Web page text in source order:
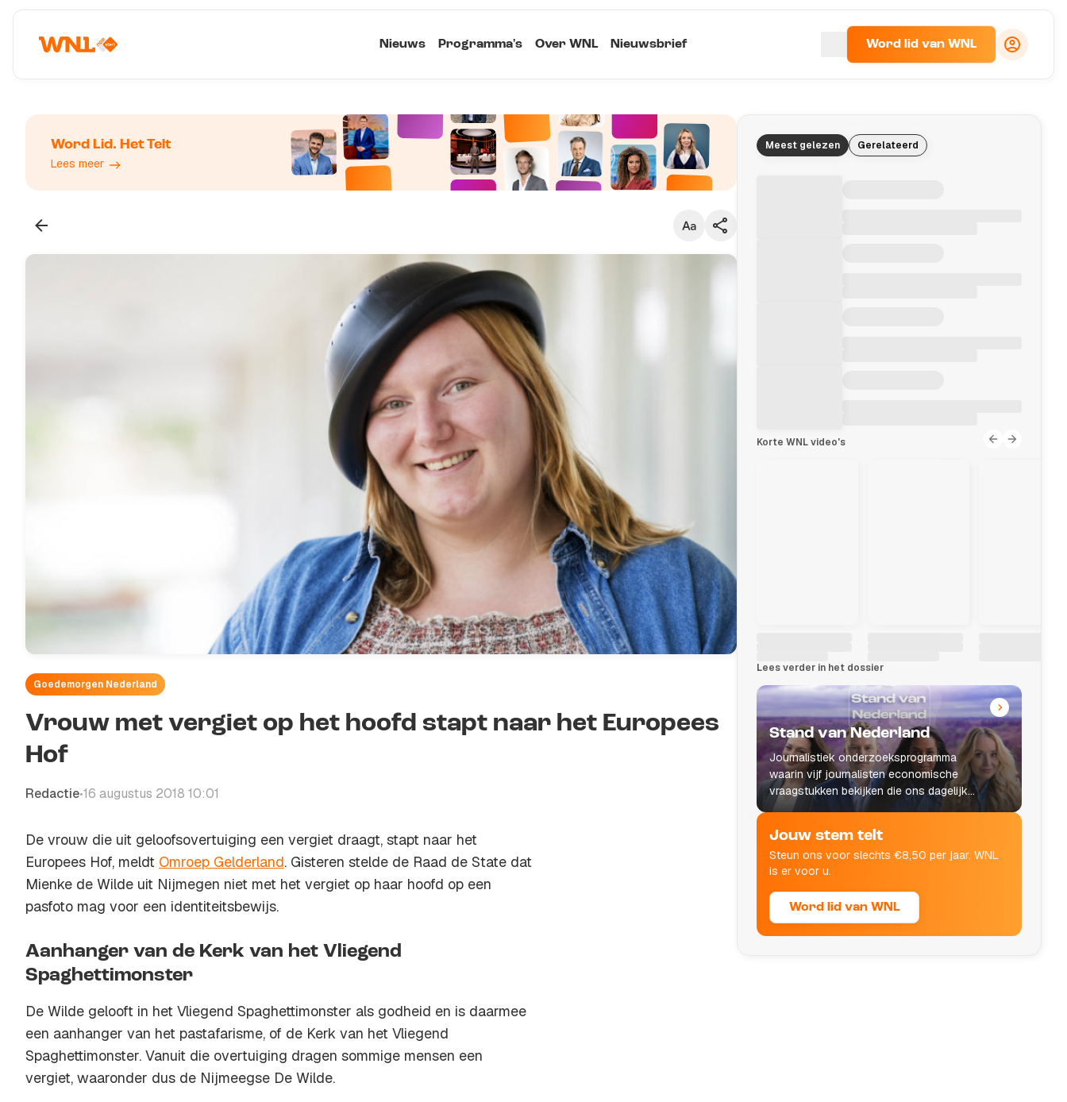
Nieuws Programma's Over WNL Nieuwsbrief Word lid van WNL
Word Lid. Het Telt
Lees meer
Goedemorgen Nederland
Vrouw met vergiet op het hoofd stapt naar het Europees
Hof
Redactie•16 augustus 2018 10:01
De vrouw die uit geloofsovertuiging een vergiet draagt, stapt naar het
Europees Hof, meldt Omroep Gelderland. Gisteren stelde de Raad de State dat
Mienke de Wilde uit Nijmegen niet met het vergiet op haar hoofd op een
pasfoto mag voor een identiteitsbewijs.
Aanhanger van de Kerk van het Vliegend
Spaghettimonster
De Wilde gelooft in het Vliegend Spaghettimonster als godheid en is daarmee
een aanhanger van het pastafarisme, of de Kerk van het Vliegend
Spaghettimonster. Vanuit die overtuiging dragen sommige mensen een
vergiet, waaronder dus de Nijmeegse De Wilde.
Meest gelezen Gerelateerd
Korte WNL video's
Lees verder in het dossier
Stand van Nederland
Journalistiek onderzoeksprogramma
waarin vijf journalisten economische
vraagstukken bekijken die ons dagelijks
leven raken.
Jouw stem telt
Steun ons voor slechts €8,50 per jaar. WNL
is er voor u.
Word lid van WNL